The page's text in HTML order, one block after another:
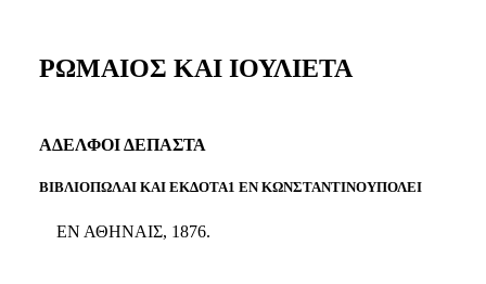
ΡΩΜΑΙΟΣ ΚΑΙ ΙΟΥΛΙΕΤΑ
ΑΔΕΛΦΟΙ ΔΕΠΑΣΤΑ
ΒΙΒΛΙΟΠΩΛΑΙ ΚΑΙ ΕΚΔΟΤΑ1 ΕΝ ΚΩΝΣΤΑΝΤΙΝΟΥΠΟΛΕΙ
ΕΝ ΑΘΗΝΑΙΣ, 1876.